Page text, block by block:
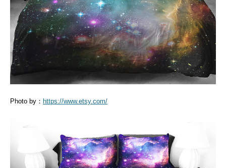
Photo by： https://www.etsy.com/